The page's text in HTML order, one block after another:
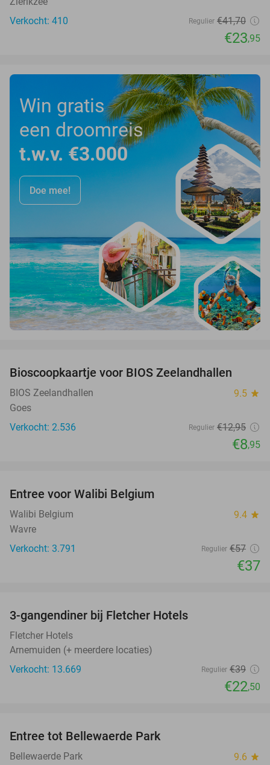
Verkocht: 410
Regulier €41,70
€23,95
Win gratis
een droomreis
t.w.v. €3.000
Doe mee!
Bioscoopkaartje voor BIOS Zeelandhallen
BIOS Zeelandhallen 9.5 star
Goes
Verkocht: 2.536
Regulier €12,95
€8,95
Entree voor Walibi Belgium
Walibi Belgium 9.4 star
Wavre
Verkocht: 3.791
Regulier €57
€37
3-gangendiner bij Fletcher Hotels
Fletcher Hotels
Arnemuiden (+ meerdere locaties)
Verkocht: 13.669
Regulier €39
€22,50
Entree tot Bellewaerde Park
Bellewaerde Park 9.6 star